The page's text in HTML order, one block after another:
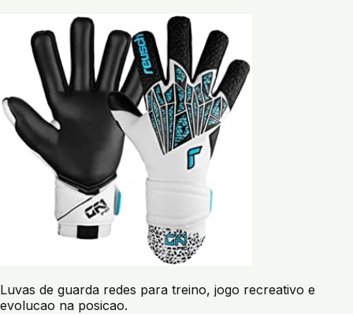
Luvas de guarda redes para treino, jogo recreativo e
evolucao na posicao.